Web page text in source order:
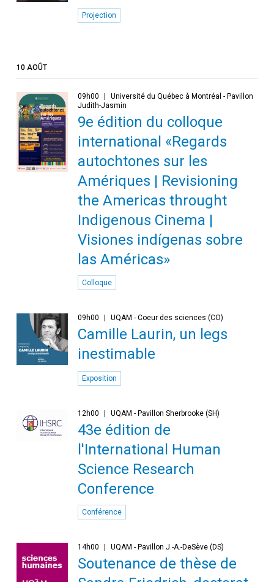
Projection
10 AOÛT
09h00
Université du Québec à Montréal - Pavillon
Judith-Jasmin
9e édition du colloque
international «Regards
autochtones sur les
Amériques | Revisioning
the Americas throught
Indigenous Cinema |
Visiones indígenas sobre
las Américas»
Colloque
09h00 UQAM - Coeur des sciences (CO)
Camille Laurin, un legs
inestimable
Exposition
12h00 UQAM - Pavillon Sherbrooke (SH)
43e édition de
l'International Human
Science Research
Conference
Conférence
14h00 UQAM - Pavillon J.-A.-DeSève (DS)
Soutenance de thèse de